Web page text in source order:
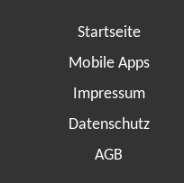
Startseite
Mobile Apps
Impressum
Datenschutz
AGB